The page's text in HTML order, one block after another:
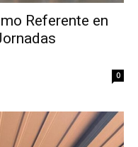
Referente en
0